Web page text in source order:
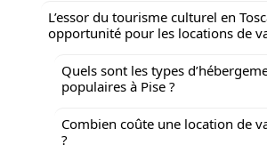
L’essor du tourisme culturel en
opportunité pour les locations de
Quels sont les types
populaires à Pise ?
Combien coûte une location de
?